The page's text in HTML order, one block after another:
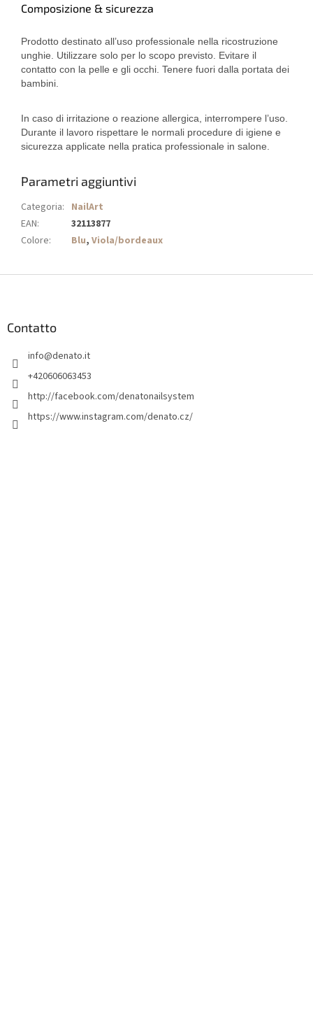
Composizione & sicurezza
Prodotto destinato all’uso professionale nella ricostruzione
unghie. Utilizzare solo per lo scopo previsto. Evitare il
contatto con la pelle e gli occhi. Tenere fuori dalla portata dei
bambini.
In caso di irritazione o reazione allergica, interrompere l’uso.
Durante il lavoro rispettare le normali procedure di igiene e
sicurezza applicate nella pratica professionale in salone.
Parametri aggiuntivi
Categoria: NailArt
EAN:
32113877
Colore: Blu, Viola/bordeaux
Contatto
info@denato.it
+420606063453
http://facebook.com/denatonailsystem
https://www.instagram.com/denato.cz/